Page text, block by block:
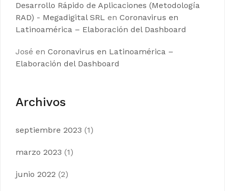
Desarrollo Rápido de Aplicaciones (Metodología
RAD) - Megadigital SRL en Coronavirus en
Latinoamérica – Elaboración del Dashboard
José en Coronavirus en Latinoamérica –
Elaboración del Dashboard
Archivos
septiembre 2023 (1)
marzo 2023 (1)
junio 2022 (2)